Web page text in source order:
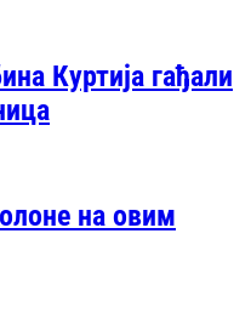
Куртија гађали
на овим